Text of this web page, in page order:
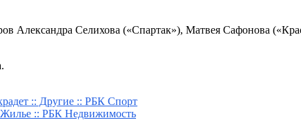
Селихова («Спартак»), Матвея Сафонова
:: Другие :: РБК Спорт
Жилье :: РБК Недвижимость